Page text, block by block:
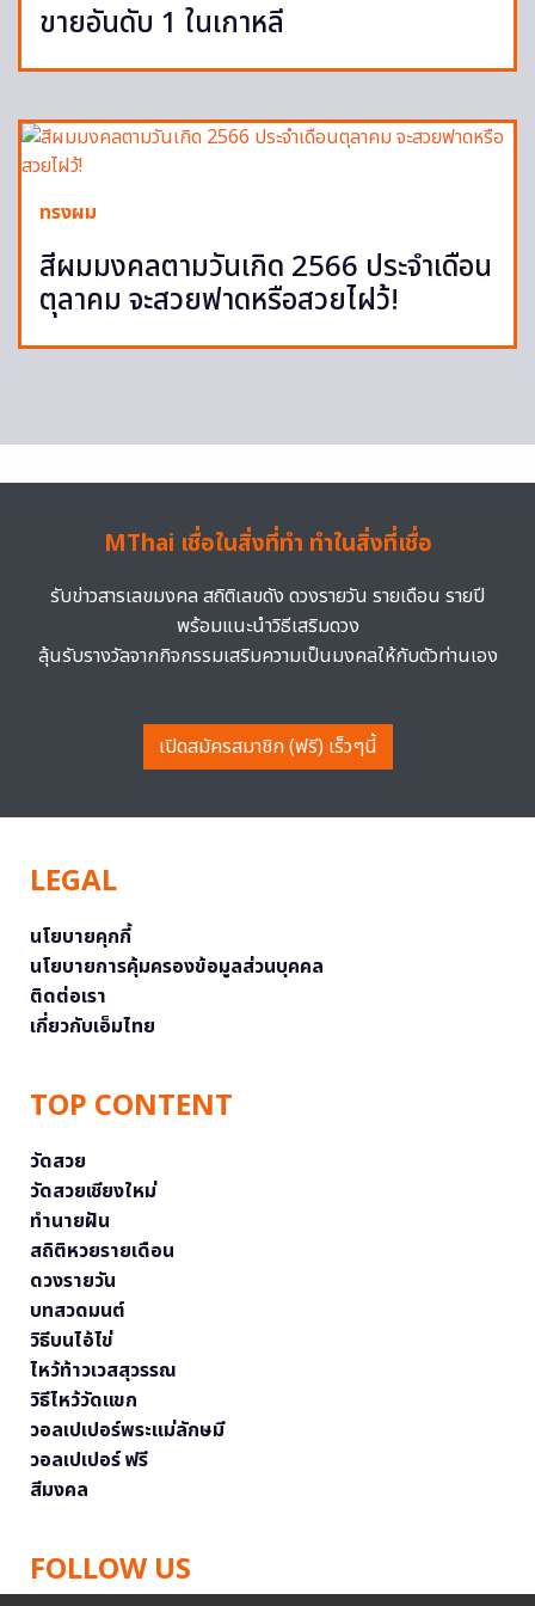
ขายอันดับ 1 ในเกาหลี
ทรงผม
สีผมมงคลตามวันเกิด 2566 ประจำเดือน
ตุลาคม จะสวยฟาดหรือสวยไฝว้!
MThai เชื่อในสิ่งที่ทำ ทำในสิ่งที่เชื่อ
รับข่าวสารเลขมงคล สถิติเลขดัง ดวงรายวัน รายเดือน รายปี
พร้อมแนะนำวิธีเสริมดวง
ลุ้นรับรางวัลจากกิจกรรมเสริมความเป็นมงคลให้กับตัวท่านเอง
เปิดสมัครสมาชิก (ฟรี) เร็วๆนี้
LEGAL
นโยบายคุกกี้
นโยบายการคุ้มครองข้อมูลส่วนบุคคล
ติดต่อเรา
เกี่ยวกับเอ็มไทย
TOP CONTENT
วัดสวย
วัดสวยเชียงใหม่
ทำนายฝัน
สถิติหวยรายเดือน
ดวงรายวัน
บทสวดมนต์
วิธีบนไอ้ไข่
ไหว้ท้าวเวสสุวรรณ
วิธีไหว้วัดแขก
วอลเปเปอร์พระแม่ลักษมี
วอลเปเปอร์ ฟรี
สีมงคล
FOLLOW US